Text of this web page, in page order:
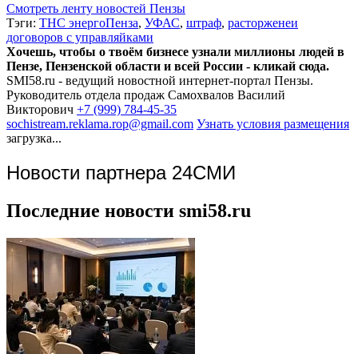
Смотреть ленту новостей Пензы
Тэги: ТНС энергоПенза, УФАС, штраф, расторженеи
договоров с управляйками
Хочешь, чтобы о твоём бизнесе узнали миллионы людей в
Пензе, Пензенской области и всей России - кликай сюда.
SMI58.ru - ведущий новостной интернет-портал Пензы.
Руководитель отдела продаж Самохвалов Василий
Викторович +7 (999) 784-45-35
sochistream.reklama.rop@gmail.com Узнать условия размещения
загрузка...
Новости партнера 24СМИ
Последние новости smi58.ru